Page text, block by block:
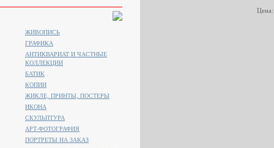
ЖИВОПИСЬ
ГРАФИКА
АНТИКВАРИАТ И ЧАСТНЫЕ
КОЛЛЕКЦИИ
БАТИК
КОПИИ
ЖИКЛЕ, ПРИНТЫ, ПОСТЕРЫ
ИКОНА
СКУЛЬПТУРА
АРТ-ФОТОГРАФИЯ
ПОРТРЕТЫ НА ЗАКАЗ